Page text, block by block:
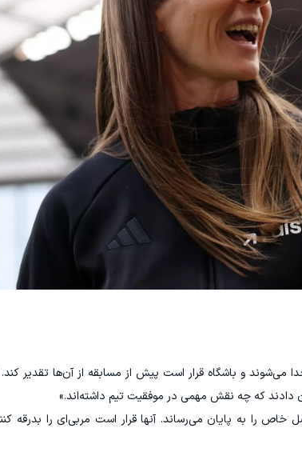
می‌شوند و باشگاه قرار است پیش از مسابقه از آن‌ها تقدیر کند.
که چه نقش مهمی در موفقیت تیم داشته‌اند.»
خاص را به پایان می‌رساند. آنها قرار است مربی‌ای را بدرقه